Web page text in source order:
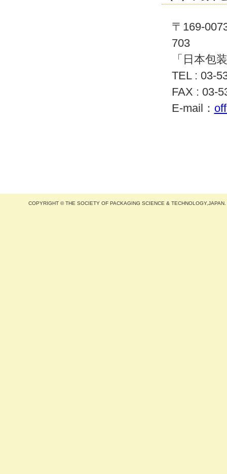
〒169-
703
「日本包
TEL : 03-
FAX : 03-
E-mail：
COPYRIGHT © THE SOCIETY OF PACKAGING SCIENCE &